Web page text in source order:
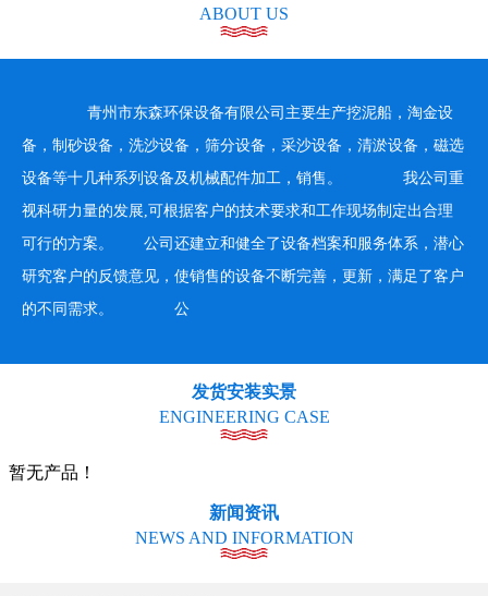
ABOUT US
青州市东森环保设备有限公司主要生产挖泥船，淘金设
备，制砂设备，洗沙设备，筛分设备，采沙设备，清淤设备，磁选
设备等十几种系列设备及机械配件加工，销售。 我公司重
视科研力量的发展,可根据客户的技术要求和工作现场制定出合理
可行的方案。 公司还建立和健全了设备档案和服务体系，潜心
研究客户的反馈意见，使销售的设备不断完善，更新，满足了客户
的不同需求。 公
发货安装实景
ENGINEERING CASE
暂无产品！
新闻资讯
NEWS AND INFORMATION